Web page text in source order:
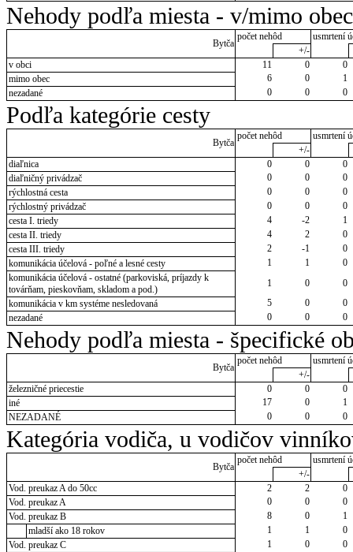
Nehody podľa miesta - v/mimo obec
Bytča
počet nehôd
usmrtení
+/-
v obci
11 0
0
mimo obec
6 0
1
nezadané
0 0 0
Podľa kategórie cesty
Bytča
počet nehôd
usmrtení
+/-
diaľnica
0 0
0
diaľničný privádzač
0 0
0
rýchlostná cesta
0 0
0
rýchlostný privádzač
0 0
0
cesta I. triedy
4 -2
1
cesta II. triedy
4 2
0
cesta III. triedy
2 -1
0
komunikácia účelová - poľné a lesné cesty
1 1
0
komunikácia účelová - ostatné (parkoviská, príjazdy k
továrňam, pieskovňam, skladom a pod.)
1 0
0
komunikácia v km systéme nesledovaná
5 0
0
nezadané
0 0 0
Nehody podľa miesta - špecifické
Bytča
počet nehôd
usmrtení
+/-
železničné priecestie
0 0
0
iné
17 0
1
NEZADANÉ
0 0 0
Kategória vodiča, u vodičov
Bytča
počet nehôd
usmrtení
+/-
Vod. preukaz A do 50cc
2 2
0
Vod. preukaz A
0 0
0
Vod. preukaz B
8 0
1
mladší ako 18 rokov
1 1
0
Vod. preukaz C
1 0
0